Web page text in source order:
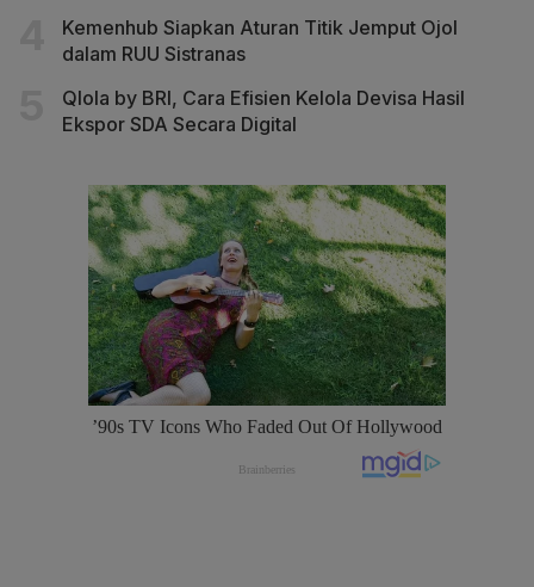
Kemenhub Siapkan Aturan Titik Jemput Ojol
dalam RUU Sistranas
Qlola by BRI, Cara Efisien Kelola Devisa Hasil
Ekspor SDA Secara Digital